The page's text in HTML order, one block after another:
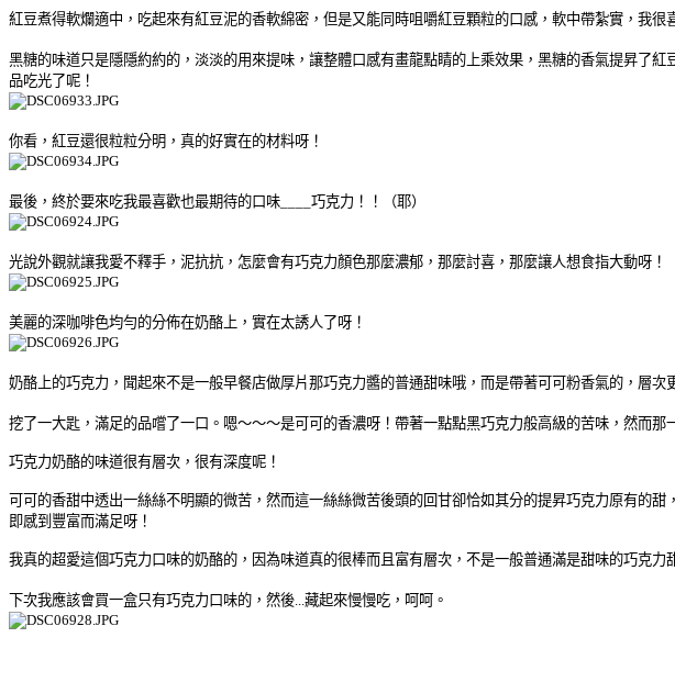
紅豆煮得軟爛適中，吃起來有紅豆泥的香軟綿密，但是又能同時咀嚼紅豆顆粒的口感，軟中帶紮實，我很
黑糖的味道只是隱隱約約的，淡淡的用來提味，讓整體口感有畫龍點睛的上乘效果，黑糖的香氣提昇了
品吃光了呢！
你看，紅豆還很粒粒分明，真的好實在的材料呀！
最後，終於要來吃我最喜歡也最期待的口味____巧克力！！（耶）
光說外觀就讓我愛不釋手，泥抗抗，怎麼會有巧克力顏色那麼濃郁，那麼討喜，那麼讓人想食指大動呀！
美麗的深咖啡色均勻的分佈在奶酪上，實在太誘人了呀！
奶酪上的巧克力，聞起來不是一般早餐店做厚片那巧克力醬的普通甜味哦，而是帶著可可粉香氣的，層次
挖了一大匙，滿足的品嚐了一口。嗯～～～是可可的香濃呀！帶著一點點黑巧克力般高級的苦味，然而
巧克力奶酪的味道很有層次，很有深度呢！
可可的香甜中透出一絲絲不明顯的微苦，然而這一絲絲微苦後頭的回甘卻恰如其分的提昇巧克力原有的
即感到豐富而滿足呀！
我真的超愛這個巧克力口味的奶酪的，因為味道真的很棒而且富有層次，不是一般普通滿是甜味的巧克力
下次我應該會買一盒只有巧克力口味的，然後...藏起來慢慢吃，呵呵。